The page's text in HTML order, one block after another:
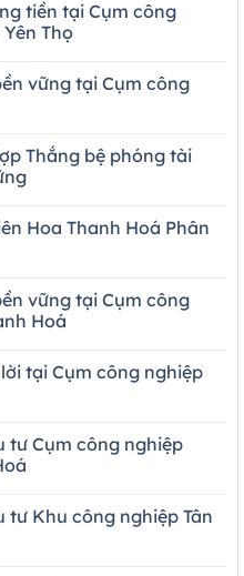
tiền tại Cụm công
Thọ
vững tại Cụm công
Thắng bệ phóng tài
Hoa Thanh Hoá Phân
vững tại Cụm công
Hoá
tại Cụm công nghiệp
tư Cụm công nghiệp
tư Khu công nghiệp Tân